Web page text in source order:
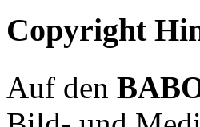
Copyright
Auf den